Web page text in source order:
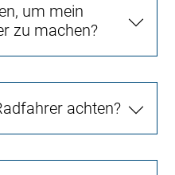
um mein
zu machen?
achten?